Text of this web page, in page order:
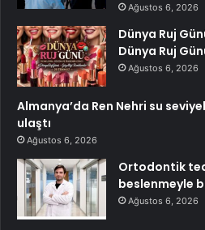
Ağustos 6, 2026
Dünya Ruj
Dünya Ruj
Ağustos 6, 2026
Almanya’da Ren Nehri su
ulaştı
Ağustos 6, 2026
Ortodontik
beslenmeyle
Ağustos 6, 2026